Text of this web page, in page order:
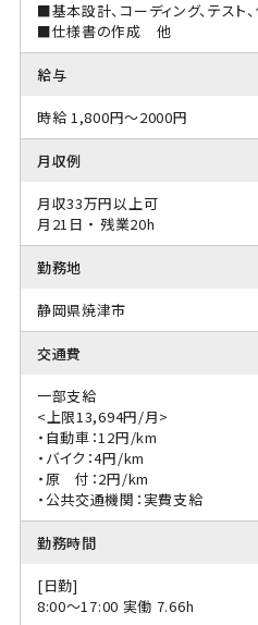
■基本設計、コーディング、テスト
■仕様書の作成 他
給与
時給 1,800円～2000円
月収例
月収33万円以上可
月21日 ・ 残業20h
勤務地
静岡県焼津市
交通費
一部支給
<上限13,694円/月>
・自動車：12円/km
・バイク：4円/km
・原 付：2円/km
・公共交通機関：実費支給
勤務時間
[日勤]
8:00〜17:00 実働 7.66h